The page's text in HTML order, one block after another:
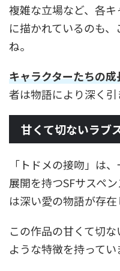
複雑な立場など、各
に描かれているのも
ね。
キャラクターたちの
者は物語により深く引
甘くて切ないラブ
「トドメの接吻」は
展開を持つSFサスペ
は深い愛の物語が存在
この作品の甘くて切
ような特徴を持ってい